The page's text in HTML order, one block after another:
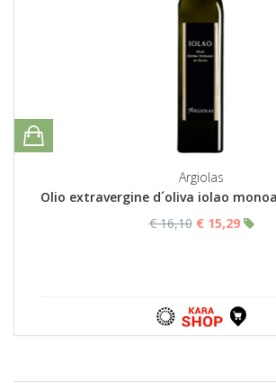
Argiolas
Olio extravergine d´oliva iolao
€ 16,10 € 15,29